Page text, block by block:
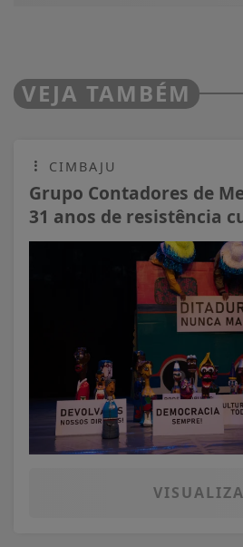
VEJA TAMBÉM
CIMBAJU
Grupo Contadores de
31 anos de resistência